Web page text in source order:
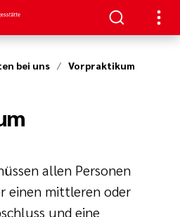
bei uns Vorpraktikum
allen Personen
einen mittleren oder
und eine